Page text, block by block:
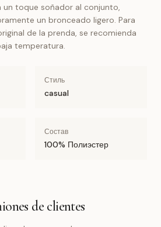
toque soñador al conjunto,
un bronceado ligero. Para
de la prenda, se recomienda
temperatura.
Стиль
casual
Состав
100% Полиэстер
de clientes